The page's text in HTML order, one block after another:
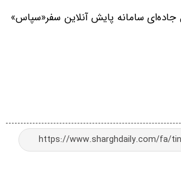
سامانه پایش آنلاین سفر«سپاس»